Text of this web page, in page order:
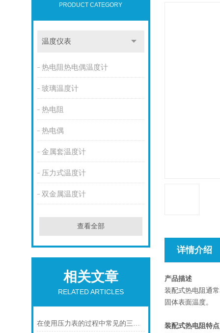
PRODUCT CATEGORY
温度仪表
热电阻热电偶温度计
玻璃温度计
热电阻
热电偶
金属套温度计
压力式温度计
双金属温度计
查看全部
相关文章
RELATED ARTICLES
在使用压力表的过程中常见的三个问题及解决方法
详情介绍
产品描述
装配式热电阻通
固体表面温度。
装配式热电阻特点